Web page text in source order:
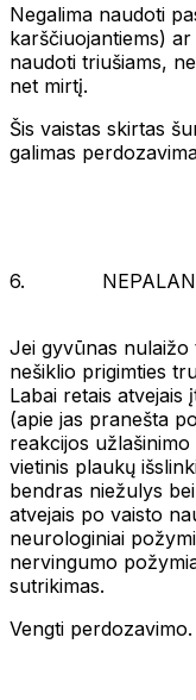
Negalima naudoti
karščiuojantiems)
naudoti triušiams,
net mirtį.
Šis vaistas skirtas
galimas
6.
Jei gyvūnas nulaižo
nešiklio prigimties
Labai retais atvejais
(apie jas pranešta
reakcijos
vietinis plaukų
bendras niežulys
atvejais po vaisto
neurologiniai
nervingumo
sutrikimas.
Vengti perdozavimo.